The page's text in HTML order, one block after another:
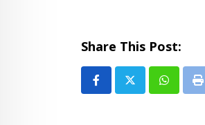
Share This Post: